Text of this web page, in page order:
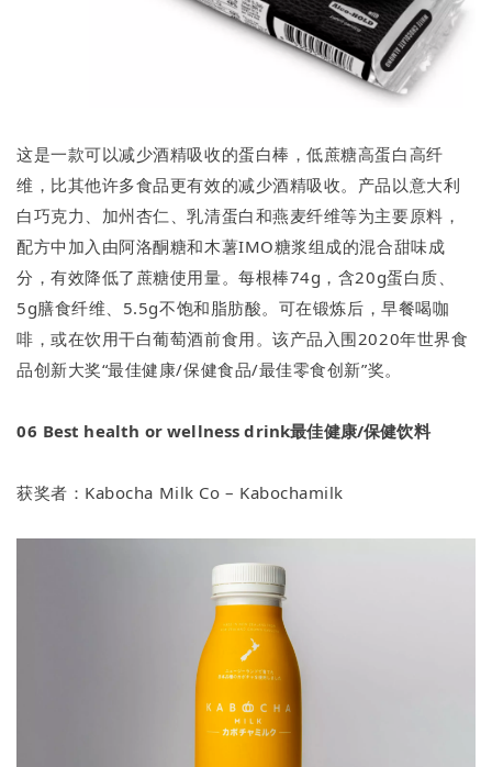
这是一款可以减少酒精吸收的蛋白棒，低蔗糖高蛋白高纤
维，比其他许多食品更有效的减少酒精吸收。产品以意大利
白巧克力、加州杏仁、乳清蛋白和燕麦纤维等为主要原料，
配方中加入由阿洛酮糖和木薯IMO糖浆组成的混合甜味成
分，有效降低了蔗糖使用量。每根棒74g，含20g蛋白质、
5g膳食纤维、5.5g不饱和脂肪酸。可在锻炼后，早餐喝咖
啡，或在饮用干白葡萄酒前食用。该产品入围2020年世界食
品创新大奖“最佳健康/保健食品/最佳零食创新”奖。
06 Best health or wellness drink最佳健康/保健饮料
获奖者：Kabocha Milk Co – Kabochamilk